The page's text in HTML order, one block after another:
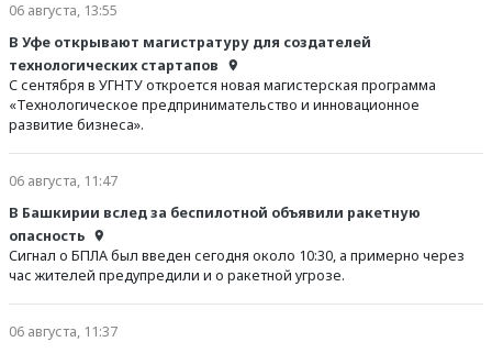
06 августа, 13:55
В Уфе открывают магистратуру для создателей
технологических стартапов
С сентября в УГНТУ откроется новая магистерская программа
«Технологическое предпринимательство и инновационное
развитие бизнеса».
06 августа, 11:47
В Башкирии вслед за беспилотной объявили ракетную
опасность
Сигнал о БПЛА был введен сегодня около 10:30, а примерно через
час жителей предупредили и о ракетной угрозе.
06 августа, 11:37